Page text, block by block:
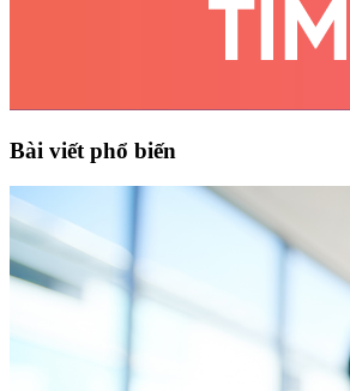
Bài viết phổ biến